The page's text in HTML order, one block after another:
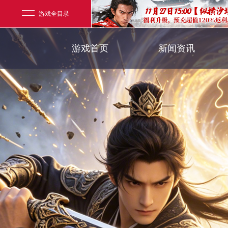
游戏全目录
《勇士ol》预约开启
横版格斗动作网游
【西游】神兽版新版
首款骑战回合制端游
玄幻游戏
玄天之剑
剑啸九州
猛将OL
游戏首页 新闻资讯
官方新闻
新闻公告
游戏活动